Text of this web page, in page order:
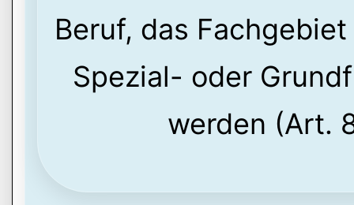
Beruf, das
Spezial- oder
werden (Art.